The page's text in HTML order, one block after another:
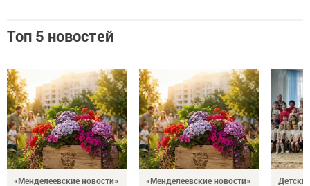
Топ 5 новостей
«Менделеевские новости»
«Менделеевские новости»